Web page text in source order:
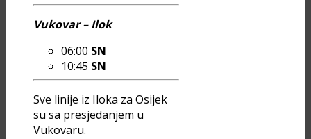
Vukovar – Ilok
06:00 SN
10:45 SN
Sve linije iz Iloka za Osijek
su sa presjedanjem u
Vukovaru.